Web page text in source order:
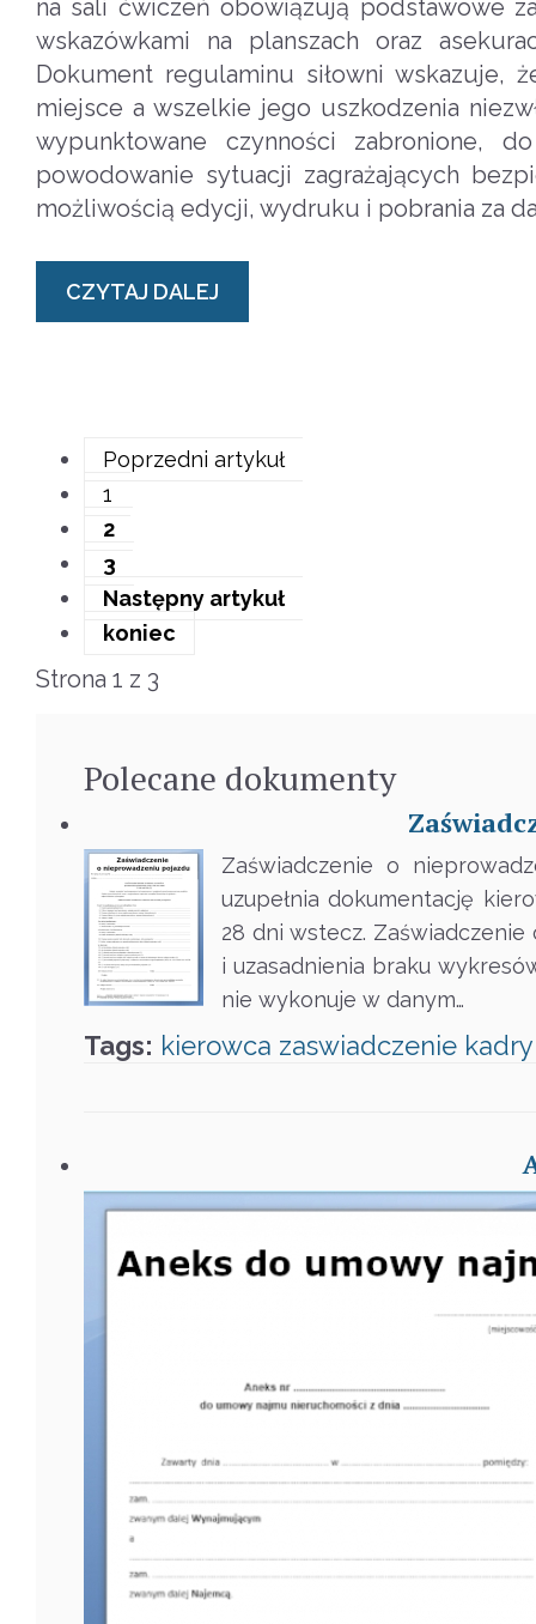
na sali ćwiczeń obowiązują podstawowe
wskazówkami na planszach oraz
Dokument regulaminu siłowni wskazuje,
miejsce a wszelkie jego uszkodzenia
wypunktowane czynności zabronione,
powodowanie sytuacji zagrażających
możliwością edycji, wydruku i pobrania za
CZYTAJ DALEJ
Poprzedni artykuł
1
2
3
Następny artykuł
koniec
Strona 1 z 3
Polecane dokumenty
Zaświadczenie o
uzupełnia dokumentację
28 dni wstecz.
i uzasadnienia braku
nie wykonuje w danym…
Tags: kierowca zaswiadczenie kadry